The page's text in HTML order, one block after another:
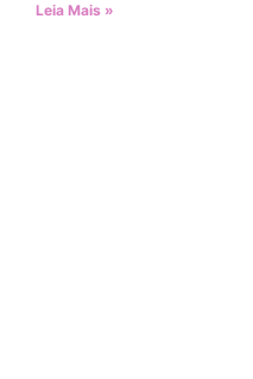
Leia Mais »